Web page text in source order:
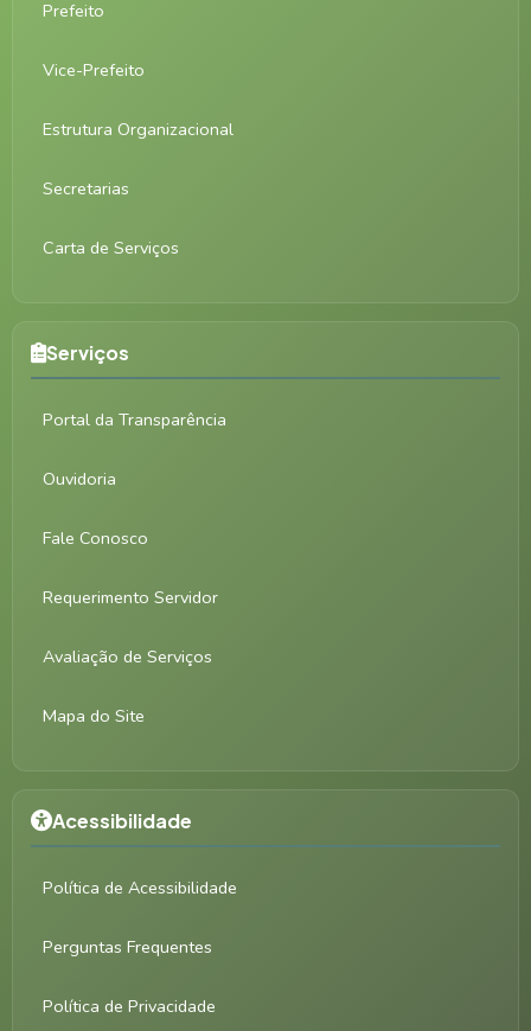
Prefeito
Vice-Prefeito
Estrutura Organizacional
Secretarias
Carta de Serviços
Serviços
Portal da Transparência
Ouvidoria
Fale Conosco
Requerimento Servidor
Avaliação de Serviços
Mapa do Site
Acessibilidade
Política de Acessibilidade
Perguntas Frequentes
Política de Privacidade